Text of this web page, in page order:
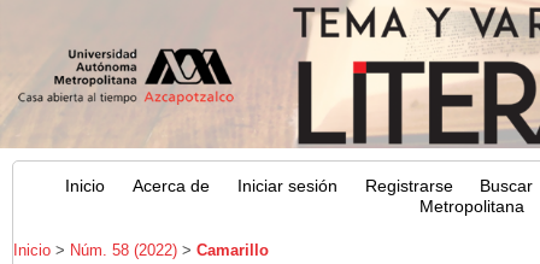
Inicio Acerca de Iniciar sesión Registrarse
Buscar
Metropolitana
Inicio> Núm. 58 (2022)> Camarillo